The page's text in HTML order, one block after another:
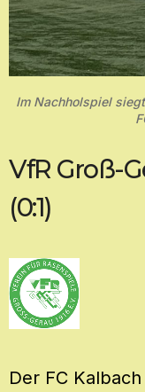
Im Nachholspiel
VfR Groß-
(0:1)
Der FC